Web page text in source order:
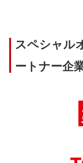
スペシャル
ートナー企